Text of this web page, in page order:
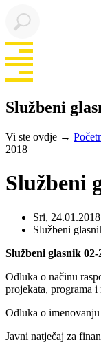
Službeni
Vi ste ovdje →
2018
Službeni
Sri, 24.01.2018
Službeni
Službeni glasnik 02-
Odluka o načinu
projekata, programa
Odluka o
Javni natječaj za